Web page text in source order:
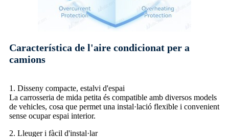
Característica de l'aire condicionat per a
camions
1. Disseny compacte, estalvi d'espai
La carrosseria de mida petita és compatible amb diversos models
de vehicles, cosa que permet una instal·lació flexible i convenient
sense ocupar espai interior.
2. Lleuger i fàcil d'instal·lar